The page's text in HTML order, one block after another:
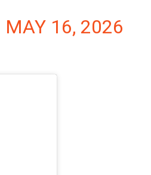
MAY 16, 2026